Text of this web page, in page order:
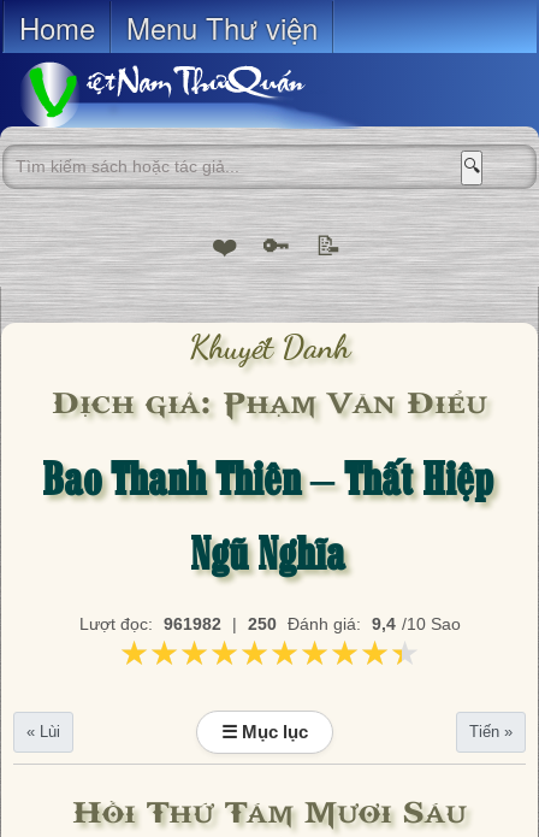
Home Menu Thư viện
🔍
❤️ 🔑 📝
Khuyết Danh
Dịch giả: Phạm Văn Điểu
Bao Thanh Thiên – Thất Hiệp
Ngũ Nghĩa
Lượt đọc: 961982 | 250 Đánh giá: 9,4 /10 Sao
★★★★★★★★★★
★★★★★★★★★★
« Lùi ☰ Mục lục Tiến »
Hồi Thứ Tám Mươi Sáu